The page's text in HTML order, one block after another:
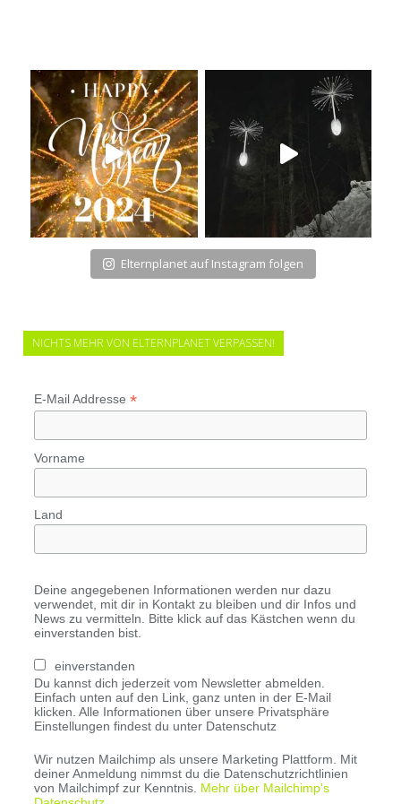
Elternplanet auf Instagram folgen
NICHTS MEHR VON ELTERNPLANET VERPASSEN!
E-Mail Addresse *
Vorname
Land
Deine angegebenen Informationen werden nur dazu
verwendet, mit dir in Kontakt zu bleiben und dir Infos und
News zu vermitteln. Bitte klick auf das Kästchen wenn du
einverstanden bist.
einverstanden
Du kannst dich jederzeit vom Newsletter abmelden.
Einfach unten auf den Link, ganz unten in der E-Mail
klicken. Alle Informationen über unsere Privatsphäre
Einstellungen findest du unter Datenschutz
Wir nutzen Mailchimp als unsere Marketing Plattform. Mit
deiner Anmeldung nimmst du die Datenschutzrichtlinien
von Mailchimpf zur Kenntnis. Mehr über Mailchimp's